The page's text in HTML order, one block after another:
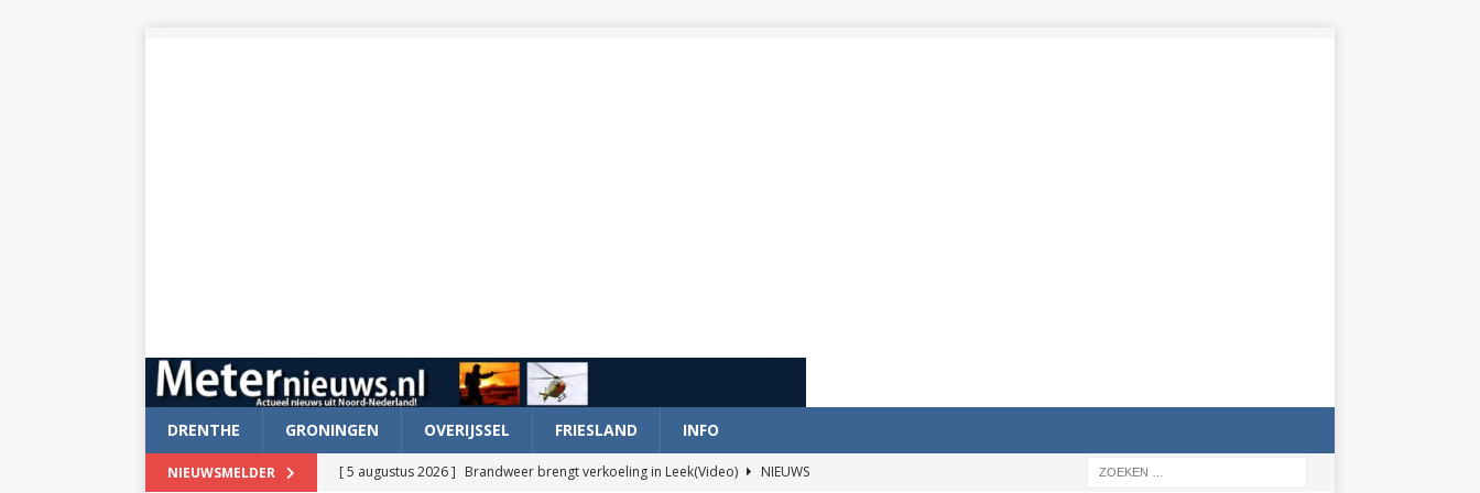
DRENTHE GRONINGEN OVERIJSSEL FRIESLAND INFO
NIEUWSMELDER [ 5 augustus 2026 ] Brandweer brengt verkoeling in Leek(Video)
NIEUWS